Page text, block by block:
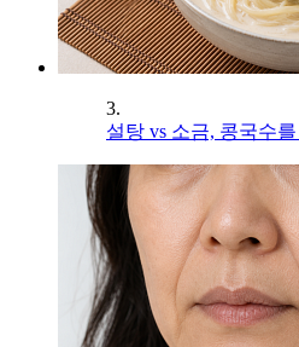
3.
설탕 vs 소금, 콩국수